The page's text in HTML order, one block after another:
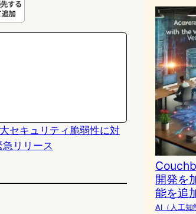
セキュリティ脆弱性に対
リリース
開発を
能を追
AI（人工知